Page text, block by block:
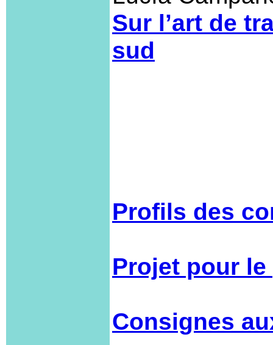
Sur l’art de
sud
Profils des
Projet pour
Consignes